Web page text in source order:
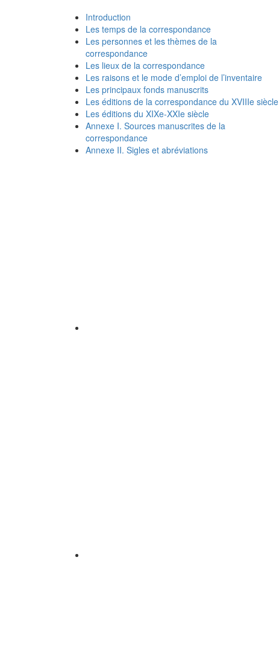
Introduction
Les temps de la correspondance
Les personnes et les thèmes de la
correspondance
Les lieux de la correspondance
Les raisons et le mode d’emploi de l’inventaire
Les principaux fonds manuscrits
Les éditions de la correspondance du XVIIIe siècle
Les éditions du XIXe-XXIe siècle
Annexe I. Sources manuscrites de la
correspondance
Annexe II. Sigles et abréviations